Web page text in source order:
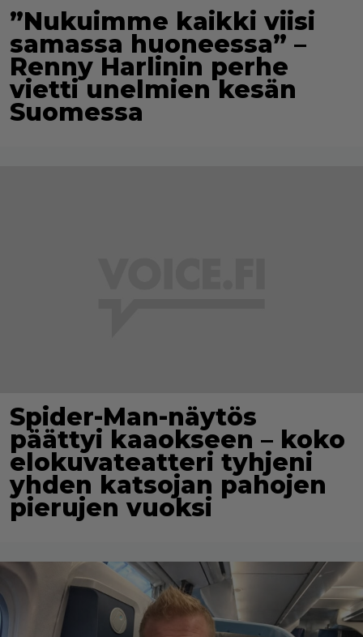
”Nukuimme kaikki viisi
samassa huoneessa” –
Renny Harlinin perhe
vietti unelmien kesän
Suomessa
Spider-Man-näytös
päättyi kaaokseen – koko
elokuvateatteri tyhjeni
yhden katsojan pahojen
pierujen vuoksi